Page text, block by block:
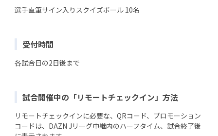
選手直筆サイン入りスクイズボール 10名
受付時間
各試合日の2日後まで
試合開催中の「リモートチェックイン」方法
リモートチェックインに必要な、QRコード、プロモーション
コードは、DAZN Jリーグ中継内のハーフタイム、試合終了後